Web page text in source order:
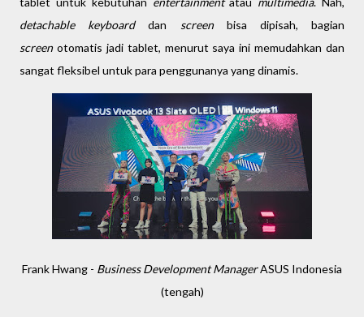
detachable keyboarddan screenbisa dipisah, bagian
screenotomatis jadi tablet, menurut saya ini memudahkan dan
sangat fleksibel untuk para penggunanya yang dinamis.
Frank Hwang - Business Development ManagerASUS Indonesia
(tengah)